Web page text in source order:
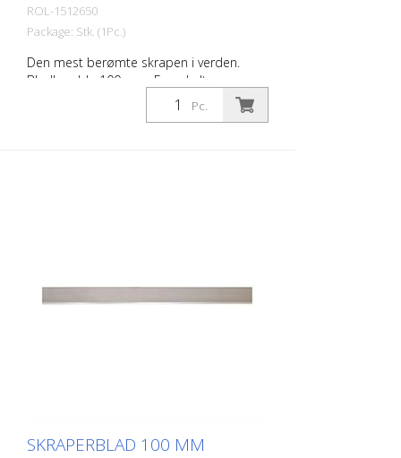
ROL-1512650
Package: Stk. (1Pc.)
Den mest berømte skrapen i verden.
Bladbredde 100 mm. En enkelt
omdreining av skrapehodet er nok til å
låse eller frigjøre bladet sikkert.
Pc.
SKRAPERBLAD 100 MM